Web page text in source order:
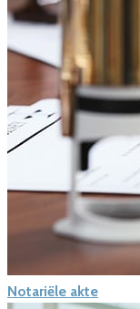
Notariële akte